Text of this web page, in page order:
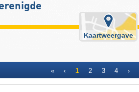
Kaartweergave
« ‹ 1 2 3 4 ›